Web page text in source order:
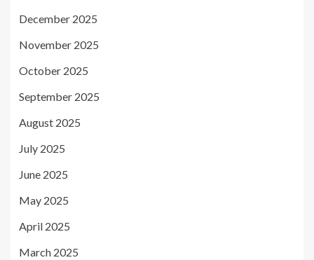
December 2025
November 2025
October 2025
September 2025
August 2025
July 2025
June 2025
May 2025
April 2025
March 2025